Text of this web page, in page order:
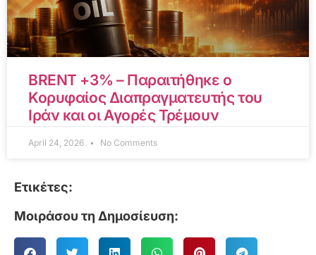
BRENT +3% – Παραιτήθηκε ο
Κορυφαίος Διαπραγματευτής του
Ιράν και οι Αγορές Τρέμουν
April 24, 2026 No Comments
Ετικέτες:
Μοιράσου τη Δημοσίευση: